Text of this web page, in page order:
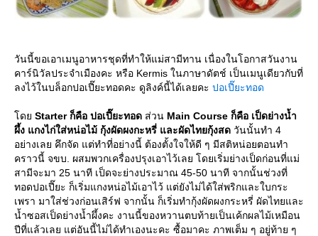
วันนี้ขอเอาเมนูอาหารชุดที่ทำให้แม่สามีทาน เนื่องในโอกาสวันงาน
คาร์นิวัลประจำเมืองคะ หรือ Kermis ในภาษาดัตช์ เป็นเมนูเดียวกับที่
ลงไว้ในบล็อกปอเปี๊ยะทอดคะ ดูลิงค์นี้ได้เลยคะ ปอเปี๊ยะทอด
ด Starter ก็คือ ปอเปี๊ยะทอด ส่วน Main Course ก็คือ เป็ดย่างน้ำ
ผึ้ง แกงไก่ใส่หน่อไม้ กุ้งผัดผงกะหรี่ และผัดไทยกุ้งสด วันนั้นทำ 4
อย่างเลย คึกจัด แต่ทำที่อย่างนี้ ต้องตั้งใจให้ดี ๆ มีสติหน่อยตอนทำ
คราวนี้ จขบ. ผสมพวกเครื่องปรุงเอาไว้เลย โดยเริ่มย่างเป็ดก่อนที่แม่
สามีจะมา 25 นาที เป็ดจะย่างประมาณ 45-50 นาที จากนั้นช่วงที่
ทอดปอเปี๊ยะ ก็เริ่มแกงหน่อไม้เอาไว้ แต่ยังไม่ได้ใส่พริกและใบกระ
เพรา มาใส่ช่วงก่อนเสิร์ฟ จากนั้น ก็เริ่มทำกุ้งผัดผงกระหรี่ ผัดไทยและ
น้ำซอสเป็ดย่างน้ำผึ้งคะ งานนี้ของหวานตบท้ายเป็นเค้กผลไม้เหมือน
ปีที่แล้วเลย แต่อันนี้ไม่ได้ทำเองนะคะ ซื้อมาคะ ภาพเต็ม ๆ อยู่ท้าย ๆ